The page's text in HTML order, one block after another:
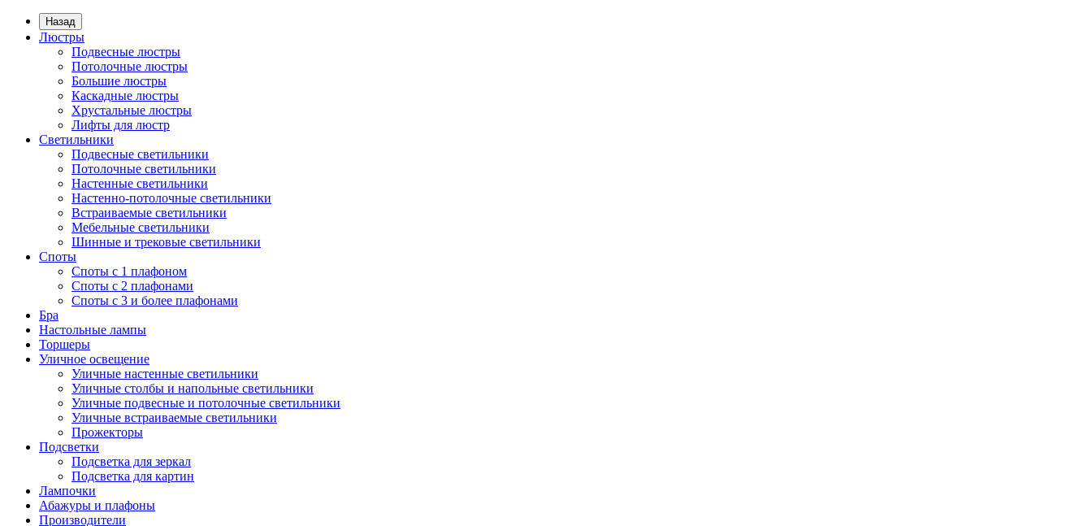
Назад
Люстры
Подвесные люстры
Потолочные люстры
Большие люстры
Каскадные люстры
Хрустальные люстры
Лифты для люстр
Светильники
Подвесные светильники
Потолочные светильники
Настенные светильники
Настенно-потолочные светильники
Встраиваемые светильники
Мебельные светильники
Шинные и трековые светильники
Споты
Споты с 1 плафоном
Споты с 2 плафонами
Споты с 3 и более плафонами
Бра
Настольные лампы
Торшеры
Уличное освещение
Уличные настенные светильники
Уличные столбы и напольные светильники
Уличные подвесные и потолочные светильники
Уличные встраиваемые светильники
Прожекторы
Подсветки
Подсветка для зеркал
Подсветка для картин
Лампочки
Абажуры и плафоны
Производители